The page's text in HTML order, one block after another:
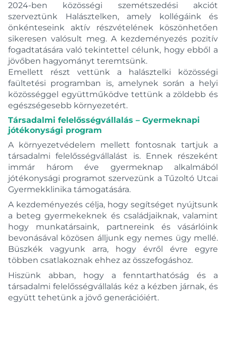
2024-ben közösségi szemétszedési akciót
szerveztünk Halásztelken, amely kollégáink és
önkénteseink aktív részvételének köszönhetően
sikeresen valósult meg. A kezdeményezés pozitív
fogadtatására való tekintettel célunk, hogy ebből a
jövőben hagyományt teremtsünk.
Emellett részt vettünk a halásztelki közösségi
faültetési programban is, amelynek során a helyi
közösséggel együttműködve tettünk a zöldebb és
egészségesebb környezetért.
Társadalmi felelősségvállalás – Gyermeknapi
jótékonysági program
A környezetvédelem mellett fontosnak tartjuk a
társadalmi felelősségvállalást is. Ennek részeként
immár három éve gyermeknap alkalmából
jótékonysági programot szervezünk a Tűzoltó Utcai
Gyermekklinika támogatására.
A kezdeményezés célja, hogy segítséget nyújtsunk
a beteg gyermekeknek és családjaiknak, valamint
hogy munkatársaink, partnereink és vásárlóink
bevonásával közösen álljunk egy nemes ügy mellé.
Büszkék vagyunk arra, hogy évről évre egyre
többen csatlakoznak ehhez az összefogáshoz.
Hiszünk abban, hogy a fenntarthatóság és a
társadalmi felelősségvállalás kéz a kézben járnak, és
együtt tehetünk a jövő generációiért.